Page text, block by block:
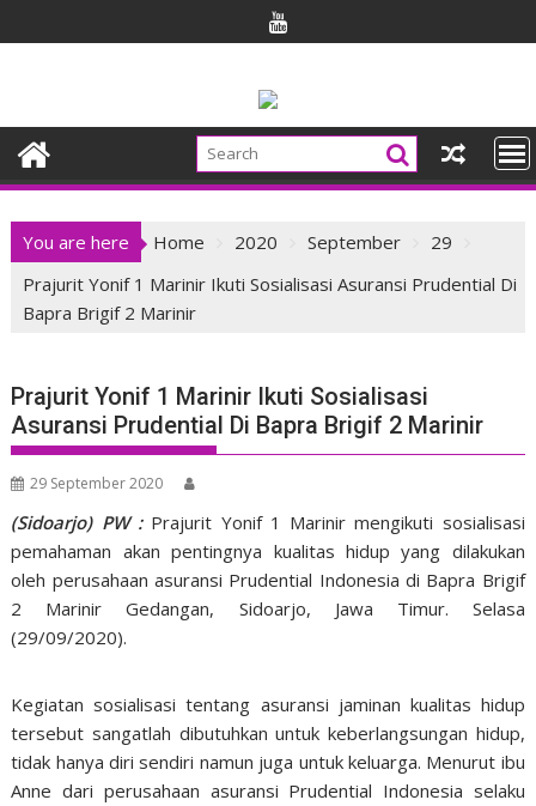
to
You are here Home 2020 September
29
Prajurit Yonif 1 Marinir Ikuti Sosialisasi Asuransi Prudential Di
Bapra Brigif 2 Marinir
Prajurit Yonif 1 Marinir Ikuti Sosialisasi
Asuransi Prudential Di Bapra Brigif 2 Marinir
29 September 2020
(Sidoarjo) PW :Prajurit Yonif 1 Marinir mengikuti sosialisasi
pemahaman akan pentingnya kualitas hidup yang dilakukan
oleh perusahaan asuransi Prudential Indonesia di Bapra Brigif
2 Marinir Gedangan, Sidoarjo, Jawa Timur. Selasa
(29/09/2020).
Kegiatan sosialisasi tentang asuransi jaminan kualitas hidup
tersebut sangatlah dibutuhkan untuk keberlangsungan hidup,
tidak hanya diri sendiri namun juga untuk keluarga. Menurut ibu
Anne dari perusahaan asuransi Prudential Indonesia selaku